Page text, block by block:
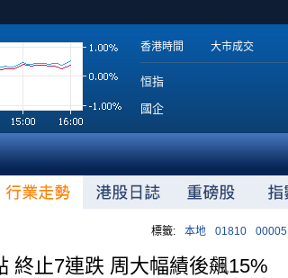
香港時間 大市成交
恒指
國企
標籤: 本地 01810 00005
終止7連跌 周大幅績後飆15%